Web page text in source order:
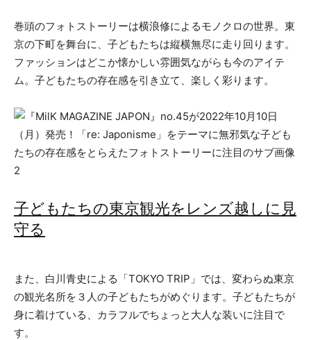
巻頭のフォトストーリーは横浪修によるモノクロの世界。東
京の下町を舞台に、子どもたちは縦横無尽に走り回ります。
ファッションはどこか懐かしい雰囲気ながらも今のアイテ
ム。子どもたちの存在感を引き立て、楽しく彩ります。
子どもたちの東京観光をレンズ越しに見
守る
また、白川青史による「TOKYO TRIP」では、変わらぬ東京
の観光名所を３人の子どもたちがめぐります。子どもたちが
身に着けている、カラフルでちょっと大人な装いに注目で
す。